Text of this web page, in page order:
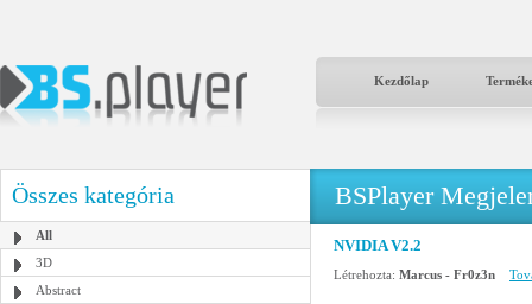
Kezdőlap
Összes kategória
All
3D
Abstract
BSPlayer
NVIDIA V2.2
Létrehozta: Marcus - Fr0z3n